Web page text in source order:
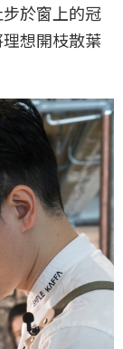
於窗上的冠
想開枝散葉